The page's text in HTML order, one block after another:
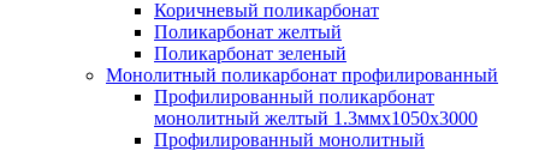
Коричневый поликарбонат
Поликарбонат желтый
Поликарбонат зеленый
Монолитный поликарбонат профилированный
Профилированный поликарбонат
монолитный желтый 1.3ммх1050х3000
Профилированный монолитный